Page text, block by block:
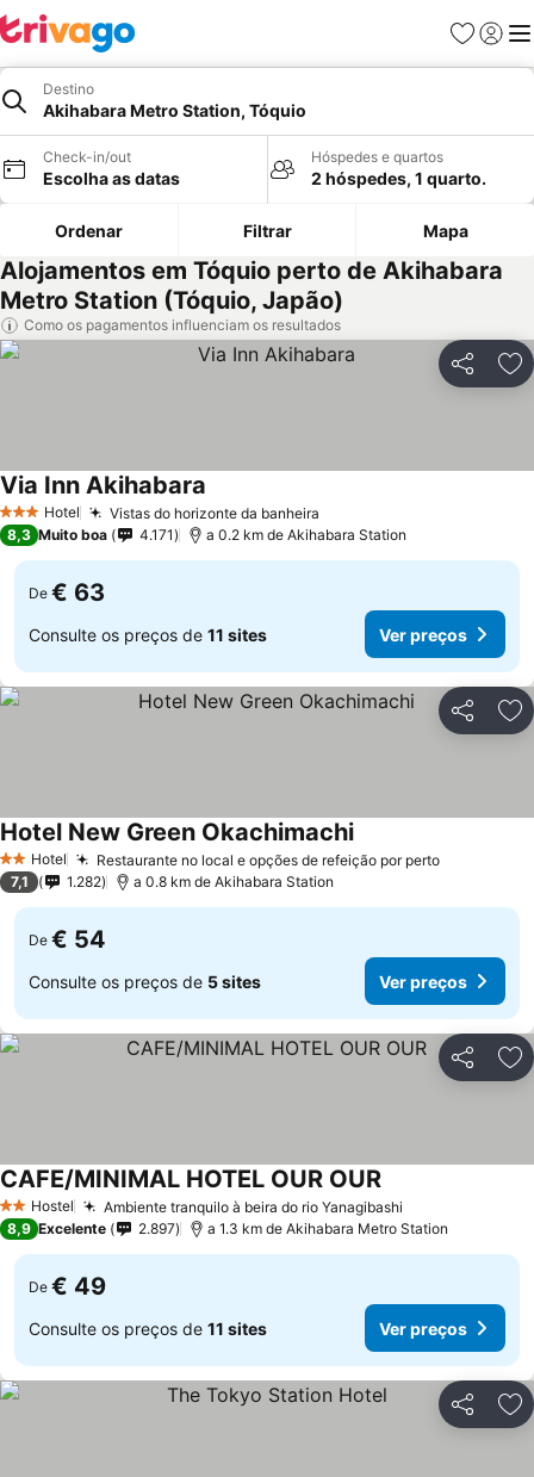
Favoritos
Iniciar
Destino
Akihabara Metro Station, Tóquio
Check-in/out
Escolha as datas
Hóspedes e quartos
2 hóspedes, 1 quarto.
Ordenar Filtrar Mapa
Alojamentos em Tóquio perto de Akihabara
Metro Station (Tóquio, Japão)
Como os pagamentos influenciam os resultados
Partilhar
3 EstrelasHotel Vistas do horizonte da banheira
Via Inn Akihabara
8,3 Muito boa 4.171 a 0.2 km de Akihabara Station
De € 63
Consulte os preços de 11 sites Ver preços
Partilhar
2 Estrelas
Hotel Restaurante no local e opções de refeição por perto
Hotel New Green Okachimachi
7,1 1.282 a 0.8 km de Akihabara Station
De € 54
Consulte os preços de 5 sites Ver preços
Partilhar
2 Estrelas
Hostel Ambiente tranquilo à beira do rio Yanagibashi
CAFE/MINIMAL HOTEL OUR OUR
8,9 Excelente 2.897 a 1.3 km de Akihabara Metro Station
De € 49
Consulte os preços de 11 sites Ver preços
Partilhar